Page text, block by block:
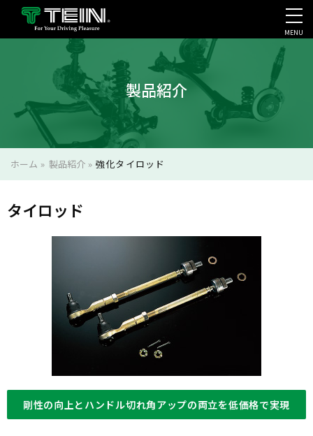
会社案内・採用・IR
MENU
製品紹介
ホーム » 製品紹介»強化タイロッド
タイロッド
剛性の向上とハンドル切れ角アップの両立を低価格で実現